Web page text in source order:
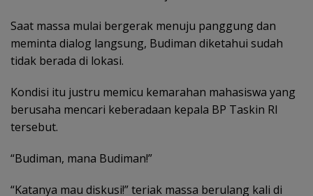
Saat massa mulai bergerak menuju panggung dan
meminta dialog langsung, Budiman diketahui sudah
tidak berada di lokasi.
Kondisi itu justru memicu kemarahan mahasiswa yang
berusaha mencari keberadaan kepala BP Taskin RI
tersebut.
“Budiman, mana Budiman!”
“Katanya mau diskusi!” teriak massa berulang kali di